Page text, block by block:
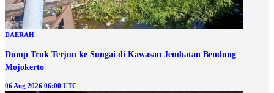
DAERAH
Dump Truk Terjun ke Sungai di Kawasan Jembatan Bendung
Mojokerto
06 Aug 2026 06:00 UTC